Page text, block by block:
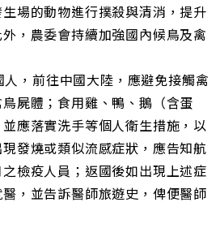
場的動物進行撲殺與清消，提升
，農委會持續加強國內候鳥及禽
，前往中國大陸，應避免接觸禽
屍體；食用雞、鴨、鵝（含蛋
應落實洗手等個人衛生措施，以
發燒或類似流感症狀，應告知航
檢疫人員；返國後如出現上述症
，並告訴醫師旅遊史，俾便醫師